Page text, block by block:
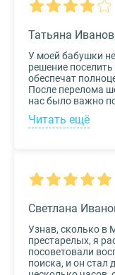
подробная, что
сервис!
Татьяна
У моей бабушки
решение
обеспечат
После перелома
нас было важно
будут заботиться
на
Читать ещё
Светлана
Узнав, сколько в
престарелых, я
посоветовали
поиска, и он стал